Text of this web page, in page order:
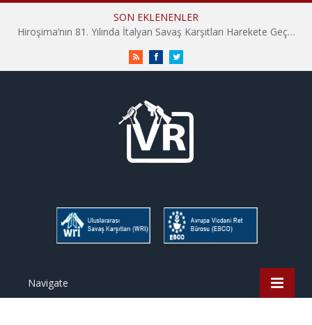
SON EKLENENLER
Hiroşima’nın 81. Yılında İtalyan Savaş Karşıtları Harekete Geçti: “Hatırlamak yeterli değil”
RSS FacebookTwitter
Navigate